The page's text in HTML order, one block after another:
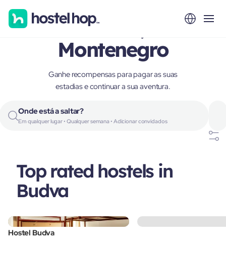
Budva,
Montenegro
Ganhe recompensas para pagar as suas
estadias e continuar a sua aventura.
Onde está a saltar?
Em qualquer lugar • Qualquer semana • Adicionar convidados
Top rated hostels in
Budva
Hostel Budva